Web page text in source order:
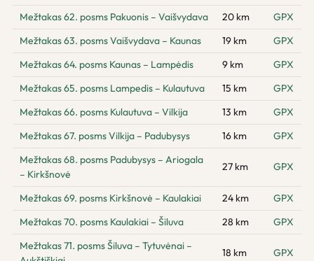
Mežtakas 62. posms Pakuonis – Vaišvydava 20 km
GPX
Mežtakas 63. posms Vaišvydava – Kaunas
19 km
GPX
Mežtakas 64. posms Kaunas – Lampėdis
9 km
GPX
Mežtakas 65. posms Lampedis – Kulautuva
15 km
GPX
Mežtakas 66. posms Kulautuva – Vilkija
13 km
GPX
Mežtakas 67. posms Vilkija – Padubysys
16 km
GPX
Mežtakas 68. posms Padubysys – Ariogala
– Kirkšnovė
27 km GPX
Mežtakas 69. posms Kirkšnovė – Kaulakiai 24 km
GPX
Mežtakas 70. posms Kaulakiai – Šiluva
28 km
GPX
Mežtakas 71. posms Šiluva – Tytuvėnai –
18 km GPX